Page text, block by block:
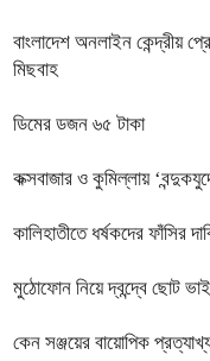
বাংলাদেশ অনলাইন কেন্দ্রীয়
মিছবাহ
ডিমের ডজন ৬৫ টাকা
কক্সবাজার ও কুমিল্লায়
কালিহাতীতে ধর্ষকদের ফাঁসির
মুঠোফোন নিয়ে দ্বন্দ্বে ছোট
কেন সঞ্জয়ের বায়োপিক